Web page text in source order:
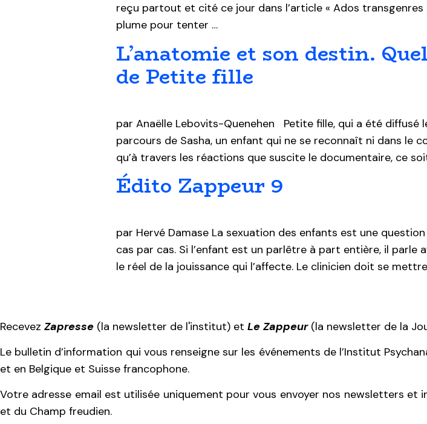
reçu partout et cité ce jour dans l’article « Ados transgenres
plume pour tenter …
L’anatomie et son destin.
de Petite fille
par Anaëlle Lebovits-Quenehen Petite fille, qui a été diffusé
parcours de Sasha, un enfant qui ne se reconnaît ni dans le
qu’à travers les réactions que suscite le documentaire, ce
Édito Zappeur 9
par Hervé Damase La sexuation des enfants est une
cas par cas. Si l’enfant est un parlêtre à part entière, il
le réel de la jouissance qui l’affecte. Le clinicien doit se
Recevez Zapresse (la newsletter de l'institut) et Le Zappeur(la newsletter de la
Le bulletin d’information qui vous renseigne sur les événements de l’Institut
et en Belgique et Suisse francophone.
Votre adresse email est utilisée uniquement pour vous envoyer nos newsletters
et du Champ freudien.